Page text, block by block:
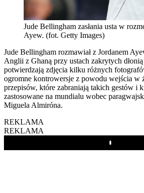
Jude Bellingham zasłania usta w
Ayew. (fot. Getty Images)
Jude Bellingham rozmawiał z Jordanem
Anglii z Ghaną przy ustach zakrytych
potwierdzają zdjęcia kilku różnych
ogromne kontrowersje z powodu wejścia w
przepisów, które zabraniają takich gestów i
zastosowane na mundialu wobec
Miguela Almiróna.
REKLAMA
REKLAMA
Play